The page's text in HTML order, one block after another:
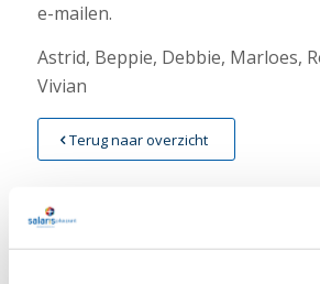
e-mailen.
Astrid, Beppie, Debbie, Marloes,
Vivian
Terug naar overzicht